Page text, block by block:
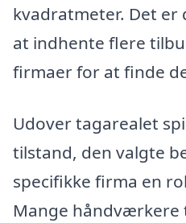
kvadratmeter. Det er
at indhente flere
firmaer for at finde
Udover tagarealet
tilstand, den valgte
specifikke firma en
Mange